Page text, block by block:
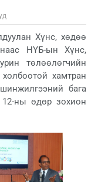
Хүнс, хөдөө
НҮБ-ын Хүнс,
төлөөлөгчийн
хамтран
бага
ны өдөр зохион